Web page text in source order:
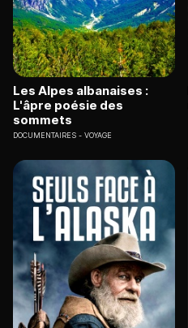
Les Alpes albanaises :
L'âpre poésie des
sommets
DOCUMENTAIRES VOYAGE